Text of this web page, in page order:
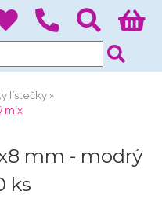
lístečky
mix
mm - modrý
ks